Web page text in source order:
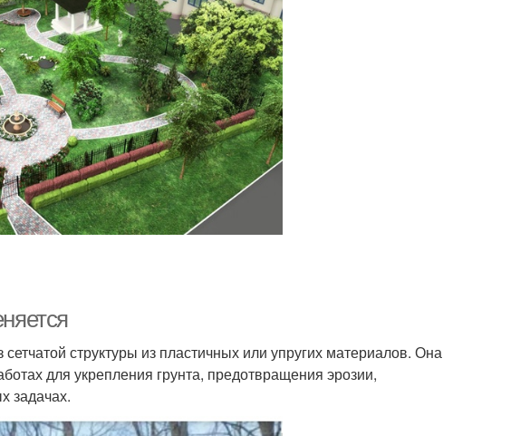
структуры из пластичных или упругих материалов. Она
для укрепления грунта, предотвращения эрозии,
задачах.